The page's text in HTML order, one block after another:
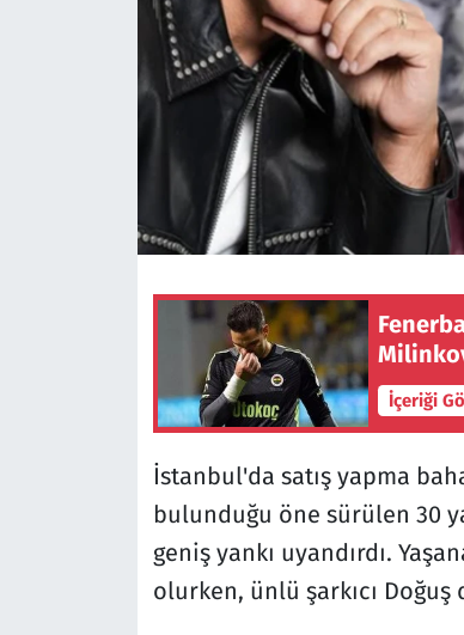
İçeriği
İstanbul'da satış yapma
bulunduğu öne sürülen 30
geniş yankı uyandırdı.
olurken, ünlü şarkıcı Doğuş